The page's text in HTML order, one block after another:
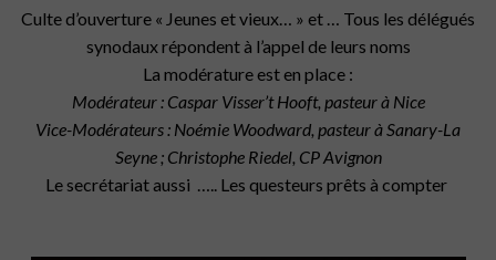
Culte d’ouverture « Jeunes et vieux… » et … Tous les délégués
synodaux répondent à l’appel de leurs noms
La modérature est en place :
Modérateur : Caspar Visser’t Hooft, pasteur à Nice
Vice-Modérateurs : Noémie Woodward, pasteur à Sanary-La
Seyne ; Christophe Riedel, CP Avignon
Le secrétariat aussi ….. Les questeurs prêts à compter